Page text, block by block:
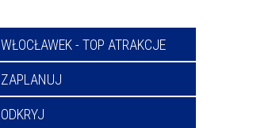
WŁOCŁAWEK - TOP ATRAKCJE
ZAPLANUJ
ODKRYJ